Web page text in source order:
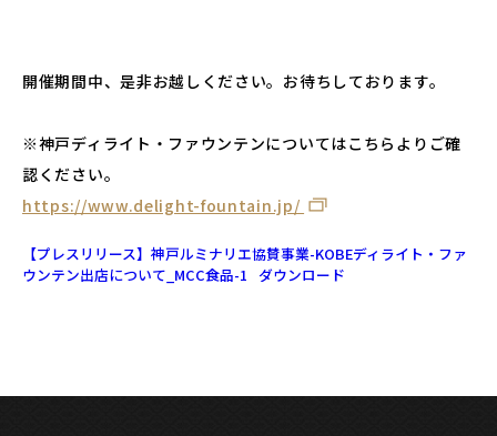
開催期間中、是非お越しください。お待ちしております。
※神戸ディライト・ファウンテンについてはこちらよりご確
認ください。
https://www.delight-fountain.jp/
【プレスリリース】神戸ルミナリエ協賛事業-KOBEディライト・ファ
ウンテン出店について_MCC食品-1
ダウンロード